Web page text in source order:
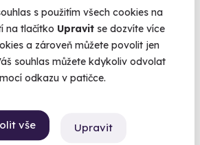
s použitím všech cookies na
na tlačítko Upravit se dozvíte více
a zároveň můžete povolit jen
souhlas můžete kdykoliv odvolat
odkazu v patičce.
vše Upravit
řemesla.